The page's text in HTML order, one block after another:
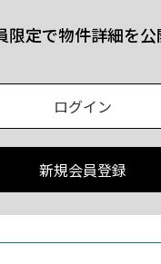
限定で物件詳細を
ログイン
新規会員登録